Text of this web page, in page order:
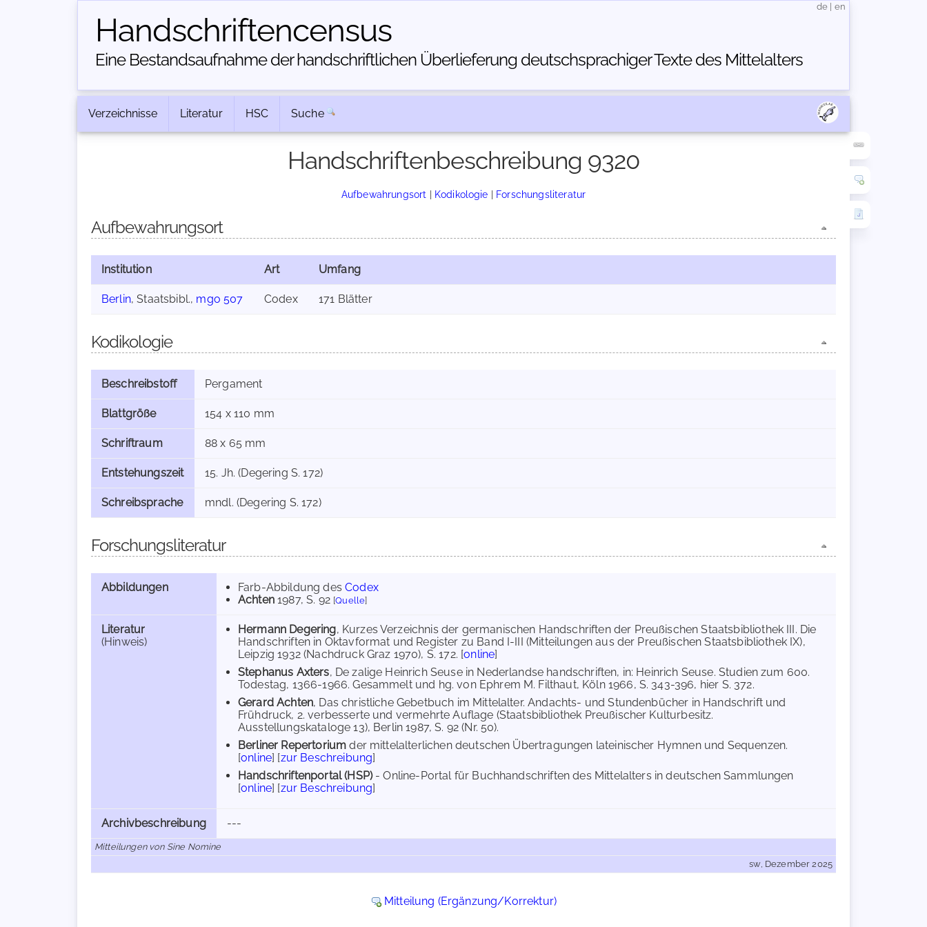
Handschriften­census
Eine Bestandsaufnahme der handschriftlichen Über­lieferung deutschsprachiger Texte des Mittelalters
de en
Verzeichnisse Literatur HSC Suche
Handschriftenbeschreibung 9320
Aufbewahrungsort | Kodikologie | Forschungsliteratur
Aufbewahrungsort
Institution Art Umfang
Berlin, Staatsbibl., mgo 507 Codex 171 Blätter
Kodikologie
Beschreibstoff Pergament
Blattgröße 154 x 110 mm
Schriftraum 88 x 65 mm
Entstehungszeit 15. Jh. (Degering S. 172)
Schreibsprache mndl. (Degering S. 172)
Forschungsliteratur
Abbildungen Farb-Abbildung desCodex
Achten1987, S. 92 [Quelle]
Literatur
(Hinweis)
Hermann Degering, Kurzes Verzeichnis der germanischen Handschriften der Preußischen Staatsbibliothek III. Die
Handschriften in Oktavformat und Register zu Band I-III (Mitteilungen aus der Preußischen Staatsbibliothek IX),
Leipzig 1932 (Nachdruck Graz 1970), S. 172. [online]
Stephanus Axters, De zalige Heinrich Seuse in Nederlandse handschriften, in: Heinrich Seuse. Studien zum 600.
Todestag, 1366-1966. Gesammelt und hg. von Ephrem M. Filthaut, Köln 1966, S. 343-396, hier S. 372.
Gerard Achten, Das christliche Gebetbuch im Mittelalter. Andachts- und Stundenbücher in Handschrift und
Frühdruck, 2. verbesserte und vermehrte Auflage (Staatsbibliothek Preußischer Kulturbesitz.
Ausstellungskataloge 13), Berlin 1987, S. 92 (Nr. 50).
Berliner Repertorium der mittelalterlichen deutschen Übertragungen lateinischer Hymnen und Sequenzen.
[online] [zur Beschreibung]
Handschriftenportal (HSP)- Online-Portal für Buchhandschriften des Mittelalters in deutschen Sammlungen
[online] [zur Beschreibung]
Archivbeschreibung ---
Mitteilungen von Sine Nomine
sw, Dezember 2025
Mitteilung (Ergänzung/Korrektur)